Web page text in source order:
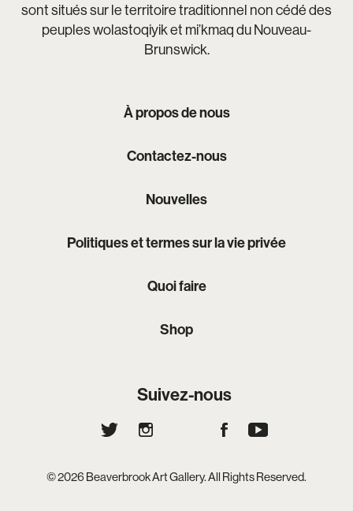
sont situés sur le territoire traditionnel non cédé des
peuples wolastoqiyik et mi’kmaq du Nouveau-
Brunswick.
À propos de nous
Contactez-nous
Nouvelles
Politiques et termes sur la vie privée
Quoi faire
Shop
Suivez-nous
© 2026 Beaverbrook Art Gallery. All Rights Reserved.